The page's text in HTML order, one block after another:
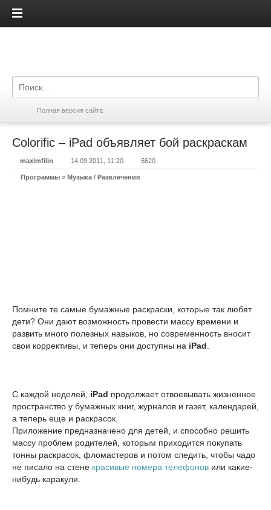
iPadis.ru
Полная версия сайта
Colorific – iPad объявляет бой раскраскам
maximfilin 14.09.2011, 11:20 6620
Программы » Музыка / Развлечения
Помните те самые бумажные раскраски, которые так любят
дети? Они дают возможность провести массу времени и
развить много полезных навыков, но современность вносит
свои коррективы, и теперь они доступны на iPad
C каждой неделей, iPad продолжает отвоевывать жизненное
пространство у бумажных книг, журналов и газет, календарей,
а теперь еще и раскрасок.
Приложение предназначено для детей, и способно решить
массу проблем родителей, которым приходится покупать
тонны раскрасок, фломастеров и потом следить, чтобы чадо
не писало на стене красивые номера телефонов или какие-
нибудь каракули.